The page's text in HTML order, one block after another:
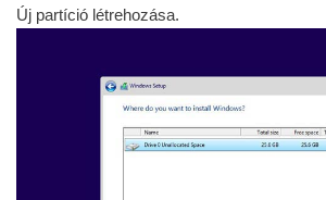
Új partíció létrehozása.